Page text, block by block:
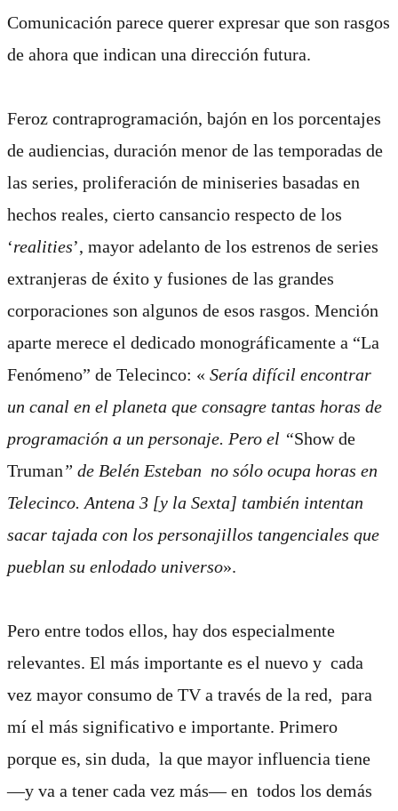
Comunicación parece querer expresar que son rasgos
de ahora que indican una dirección futura.
Feroz contraprogramación, bajón en los porcentajes
de audiencias, duración menor de las temporadas de
las series, proliferación de miniseries basadas en
hechos reales, cierto cansancio respecto de los
‘realities’, mayor adelanto de los estrenos de series
extranjeras de éxito y fusiones de las grandes
corporaciones son algunos de esos rasgos. Mención
aparte merece el dedicado monográficamente a “La
Fenómeno” de Telecinco: « Sería difícil encontrar
un canal en el planeta que consagre tantas horas de
programación a un personaje. Pero el “Show de
Truman” de Belén Esteban no sólo ocupa horas en
Telecinco. Antena 3 [y la Sexta] también intentan
sacar tajada con los personajillos tangenciales que
pueblan su enlodado universo».
Pero entre todos ellos, hay dos especialmente
relevantes. El más importante es el nuevo y cada
vez mayor consumo de TV a través de la red, para
mí el más significativo e importante. Primero
porque es, sin duda, la que mayor influencia tiene
―y va a tener cada vez más― en todos los demás